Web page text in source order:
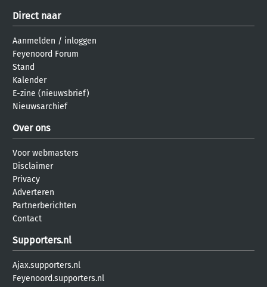
Direct naar
Aanmelden / inloggen
Feyenoord Forum
Stand
Kalender
E-zine (nieuwsbrief)
Nieuwsarchief
Over ons
Voor webmasters
Disclaimer
Privacy
Adverteren
Partnerberichten
Contact
Supporters.nl
Ajax.supporters.nl
Feyenoord.supporters.nl